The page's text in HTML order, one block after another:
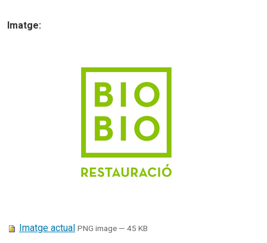
Imatge:
Imatge actual PNG image — 45 KB